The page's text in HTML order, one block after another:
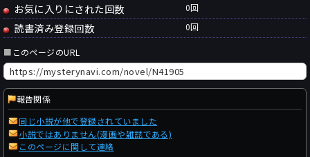
お気に入りにされた回数 0回
読書済み登録回数 0回
■ このページのURL
報告関係
同じ小説が他で登録されていました
小説ではありません(漫画や雑誌である)
このページに関して連絡